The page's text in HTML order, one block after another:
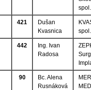
421
Dušan
Kvasnica
442
Ing. Ivan
Radosa
90
Bc. Alena
Rusnáková